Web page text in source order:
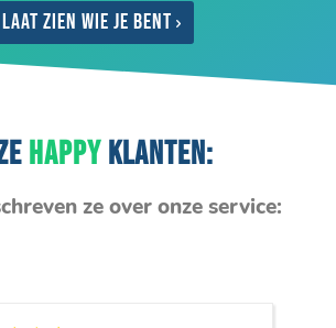
Laat zien wie je bent
HAPPYKLANTEN:
ze over onze service: